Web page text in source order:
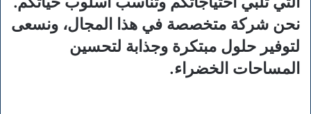
نحن شركة متخصصة في هذا المجال، ونسعى
لتوفير حلول مبتكرة وجذابة لتحسين
المساحات الخضراء.